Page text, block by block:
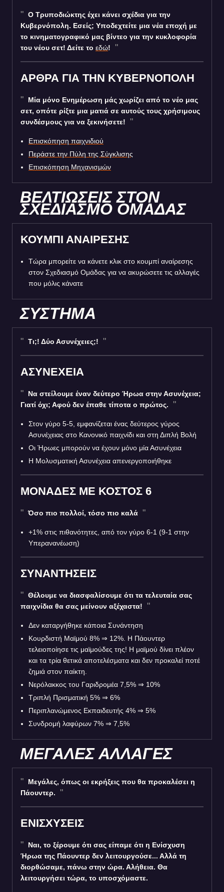
Ο Τρυποδιώκτης έχει κάνει σχέδια για την
Κυβερνόπολη. Εσείς; Υποδεχτείτε μια νέα εποχή με
το κινηματογραφικό μας βίντεο για την κυκλοφορία
του νέου σετ! Δείτε το εδώ!
ΑΡΘΡΑ ΓΙΑ ΤΗΝ ΚΥΒΕΡΝΟΠΟΛΗ
Μία μόνο Ενημέρωση μάς χωρίζει από το νέο μας
σετ, οπότε ρίξτε μια ματιά σε αυτούς τους χρήσιμους
συνδέσμους για να ξεκινήσετε!
Επισκόπηση παιχνιδιού
Περάστε την Πύλη της Σύγκλισης
Επισκόπηση Μηχανισμών
ΒΕΛΤΙΩΣΕΙΣ ΣΤΟΝ
ΣΧΕΔΙΑΣΜΟ ΟΜΑΔΑΣ
ΚΟΥΜΠΙ ΑΝΑΙΡΕΣΗΣ
Τώρα μπορείτε να κάνετε κλικ στο κουμπί αναίρεσης
στον Σχεδιασμό Ομάδας για να ακυρώσετε τις αλλαγές
που μόλις κάνατε
ΣΥΣΤΗΜΑ
Τι;! Δύο Ασυνέχειες;!
ΑΣΥΝΕΧΕΙΑ
Να στείλουμε έναν δεύτερο Ήρωα στην Ασυνέχεια;
Γιατί όχι; Αφού δεν έπαθε τίποτα ο πρώτος.
Στον γύρο 5-5, εμφανίζεται ένας δεύτερος γύρος
Ασυνέχειας στο Κανονικό παιχνίδι και στη Διπλή Βολή
Οι Ήρωες μπορούν να έχουν μόνο μία Ασυνέχεια
Η Μολυσματική Ασυνέχεια απενεργοποιήθηκε
ΜΟΝΑΔΕΣ ΜΕ ΚΟΣΤΟΣ 6
Όσο πιο πολλοί, τόσο πιο καλά
+1% στις πιθανότητες, από τον γύρο 6-1 (9-1 στην
Υπερανανέωση)
ΣΥΝΑΝΤΗΣΕΙΣ
Θέλουμε να διασφαλίσουμε ότι τα τελευταία σας
παιχνίδια θα σας μείνουν αξέχαστα!
Δεν καταργήθηκε κάποια Συνάντηση
Κουρδιστή Μαϊμού 8% ⇒ 12%. Η Πάουντερ
τελειοποίησε τις μαϊμούδες της! Η μαϊμού δίνει πλέον
και τα τρία θετικά αποτελέσματα και δεν προκαλεί ποτέ
ζημιά στον παίκτη.
Νερόλακκος του Γαριδρομέα 7,5% ⇒ 10%
Τριπλή Πρισματική 5% ⇒ 6%
Περιπλανώμενος Εκπαιδευτής 4% ⇒ 5%
Συνδρομή λαφύρων 7% ⇒ 7,5%
ΜΕΓΑΛΕΣ ΑΛΛΑΓΕΣ
Μεγάλες, όπως οι εκρήξεις που θα προκαλέσει η
Πάουντερ.
ΕΝΙΣΧΥΣΕΙΣ
Ναι, το ξέρουμε ότι σας είπαμε ότι η Ενίσχυση
Ήρωα της Πάουντερ δεν λειτουργούσε... Αλλά τη
διορθώσαμε, πάνω στην ώρα. Αλήθεια. Θα
λειτουργήσει τώρα, το υποσχόμαστε.